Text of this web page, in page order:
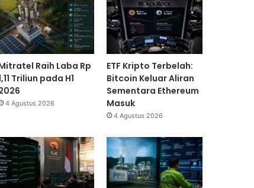
Raih Laba Rp
Triliun pada H1
4 Agustus 2026
ETF Kripto Terbelah:
Bitcoin Keluar Aliran
Sementara Ethereum
Masuk
4 Agustus 2026